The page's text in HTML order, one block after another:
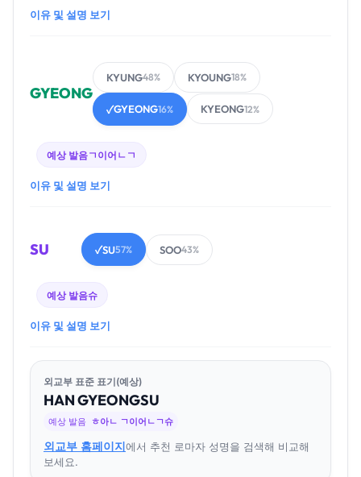
이유 및 설명 보기
GYEONG
KYUNG48% KYOUNG18%
✓GYEONG16% KYEONG12%
예상 발음ㄱ이어ㄴㄱ
이유 및 설명 보기
SU ✓SU57% SOO43%
예상 발음슈
이유 및 설명 보기
외교부 표준 표기(예상)
HANGYEONGSU
예상 발음 ㅎ아ㄴ ㄱ이어ㄴㄱ슈
외교부 홈페이지에서 추천 로마자 성명을 검색해 비교해
보세요.